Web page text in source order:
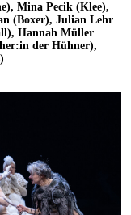
Mina Pecik (Klee),
(Boxer), Julian Lehr
Hannah Müller
der Hühner),